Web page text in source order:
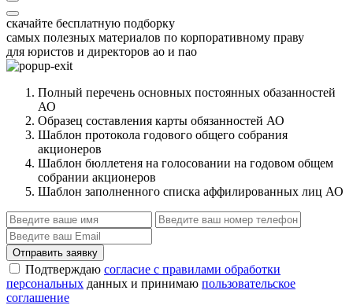
скачайте бесплатную подборку
самых полезных материалов по корпоративному праву
для юристов и директоров ао и пао
Полный перечень основных постоянных обазанностей
АО
Образец составления карты обязанностей АО
Шаблон протокола годового общего собрания
акционеров
Шаблон бюллетеня на голосовании на годовом общем
собрании акционеров
Шаблон заполненного списка аффилированных лиц АО
Отправить заявку
Подтверждаю согласие с правилами обработки
персональных данных и принимаю пользовательское
соглашение